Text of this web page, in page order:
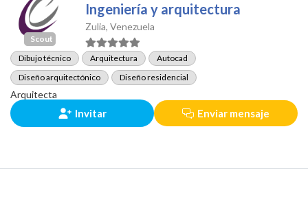
Scout
Ingeniería y arquitectura
Zulia, Venezuela
Dibujo técnico Arquitectura
Autocad
Diseño arquitectónico
Diseño residencial
Arquitecta
Invitar Enviar mensaje